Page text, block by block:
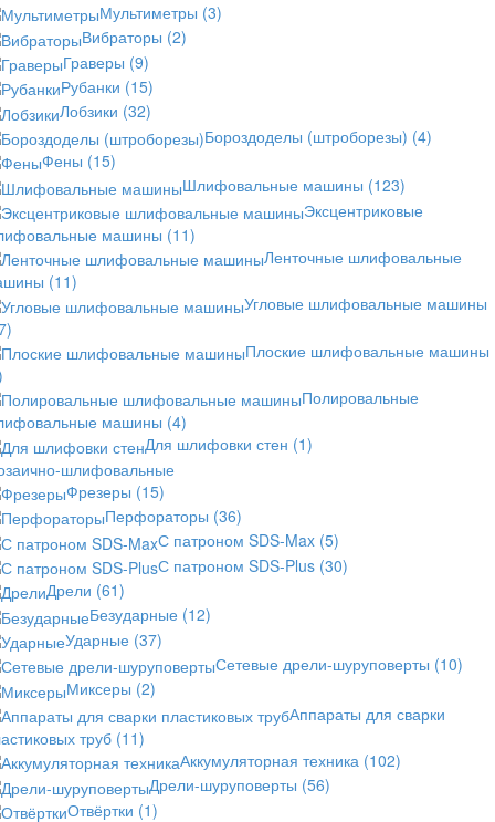
Мультиметры (3)
Вибраторы (2)
Граверы (9)
Рубанки (15)
Лобзики (32)
Бороздоделы (штроборезы) (4)
Фены (15)
Шлифовальные машины (123)
Эксцентриковые
машины (11)
Ленточные шлифовальные
(11)
Угловые шлифовальные машины
Плоские шлифовальные машины
Полировальные
машины (4)
Для шлифовки стен (1)
шлифовальные
Фрезеры (15)
Перфораторы (36)
С патроном SDS-Max (5)
С патроном SDS-Plus (30)
Дрели (61)
Безударные (12)
Ударные (37)
Сетевые дрели-шуруповерты (10)
Миксеры (2)
Аппараты для сварки
труб (11)
Аккумуляторная техника (102)
Дрели-шуруповерты (56)
Отвёртки (1)